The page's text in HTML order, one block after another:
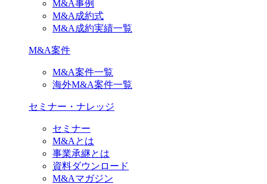
M&A事例
M&A成約式
M&A成約実績一覧
M&A案件
M&A案件一覧
海外M&A案件一覧
セミナー・ナレッジ
セミナー
M&Aとは
事業承継とは
資料ダウンロード
M&Aマガジン